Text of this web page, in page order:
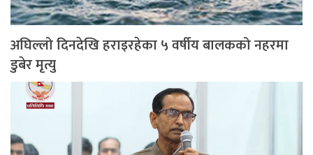
अघिल्लो दिनदेखि हराइरहेका ५ वर्षीय बालकको नहरमा
डुबेर मृत्यु